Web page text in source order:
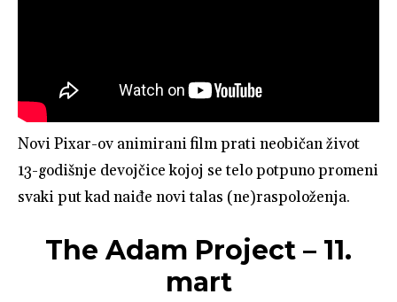
Novi Pixar-ov animirani film prati neobičan život
13-godišnje devojčice kojoj se telo potpuno promeni
svaki put kad naiđe novi talas (ne)raspoloženja.
The Adam Project – 11.
mart